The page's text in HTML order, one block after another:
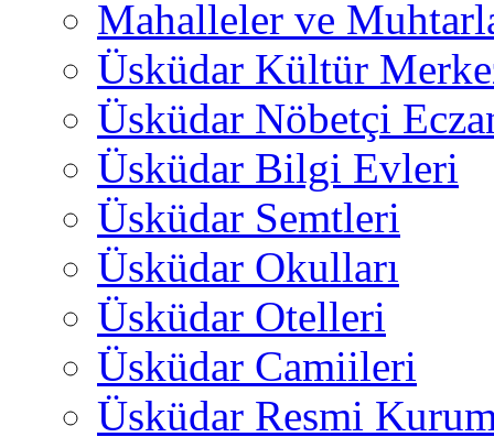
Mahalleler ve
Üsküdar Kültür
Üsküdar Nöbetçi
Üsküdar Bilgi Evleri
Üsküdar Semtleri
Üsküdar Okulları
Üsküdar Otelleri
Üsküdar Camiileri
Üsküdar Resmi